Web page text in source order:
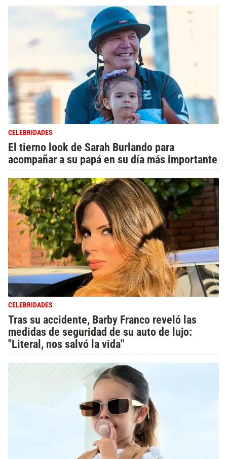
CELEBRIDADES
El tierno look de Sarah Burlando para
acompañar a su papá en su día más importante
CELEBRIDADES
Tras su accidente, Barby Franco reveló las
medidas de seguridad de su auto de lujo:
"Literal, nos salvó la vida"